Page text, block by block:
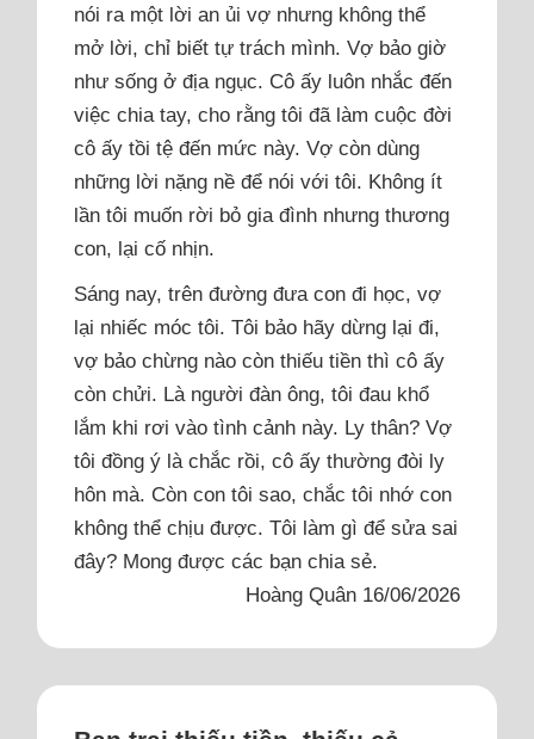
nói ra một lời an ủi vợ nhưng không thể
mở lời, chỉ biết tự trách mình. Vợ bảo giờ
như sống ở địa ngục. Cô ấy luôn nhắc đến
việc chia tay, cho rằng tôi đã làm cuộc đời
cô ấy tồi tệ đến mức này. Vợ còn dùng
những lời nặng nề để nói với tôi. Không ít
lần tôi muốn rời bỏ gia đình nhưng thương
con, lại cố nhịn.
Sáng nay, trên đường đưa con đi học, vợ
lại nhiếc móc tôi. Tôi bảo hãy dừng lại đi,
vợ bảo chừng nào còn thiếu tiền thì cô ấy
còn chửi. Là người đàn ông, tôi đau khổ
lắm khi rơi vào tình cảnh này. Ly thân? Vợ
tôi đồng ý là chắc rồi, cô ấy thường đòi ly
hôn mà. Còn con tôi sao, chắc tôi nhớ con
không thể chịu được. Tôi làm gì để sửa sai
đây? Mong được các bạn chia sẻ.
Hoàng Quân 16/06/2026